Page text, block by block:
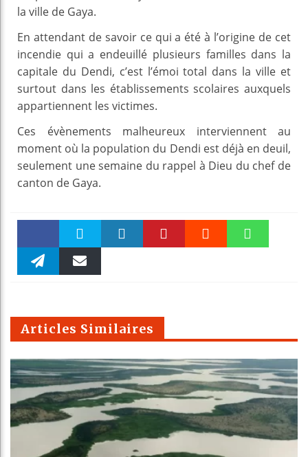
la ville de Gaya.
En attendant de savoir ce qui a été à l’origine de cet
incendie qui a endeuillé plusieurs familles dans la
capitale du Dendi, c’est l’émoi total dans la ville et
surtout dans les établissements scolaires auxquels
appartiennent les victimes.
Ces évènements malheureux interviennent au
moment où la population du Dendi est déjà en deuil,
seulement une semaine du rappel à Dieu du chef de
canton de Gaya.
Faceboo Twitter
m
Articles Similaires